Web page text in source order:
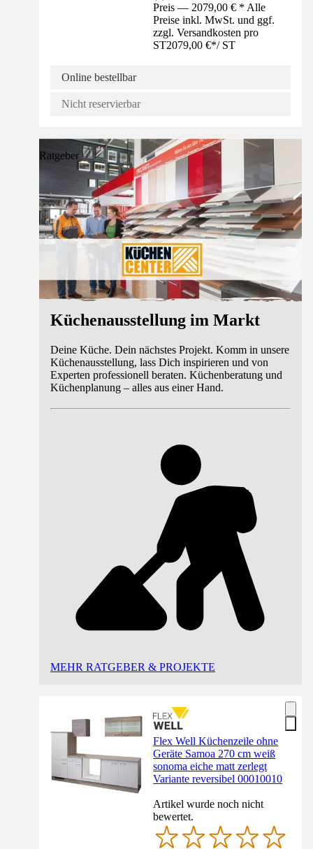
Preis — 2079,00 € * Alle
Preise inkl. MwSt. und ggf.
zzgl. Versandkosten pro
ST2079,00 €*/ ST
Online bestellbar
Nicht reservierbar
Ratgeber
Küchenausstellung im Markt
Deine Küche. Dein nächstes Projekt. Komm in unsere
Küchenausstellung, lass Dich inspirieren und von
Experten professionell beraten. Küchenberatung und
Küchenplanung – alles aus einer Hand.
MEHR RATGEBER & PROJEKTE
Flex Well Küchenzeile ohne
Geräte Samoa 270 cm weiß
sonoma eiche matt zerlegt
Variante reversibel 00010010
Artikel wurde noch nicht
bewertet.